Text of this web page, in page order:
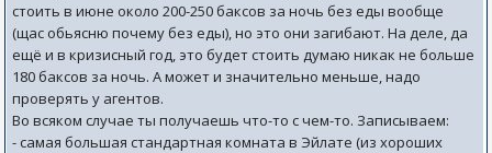
стоить в июне около 200-250 баксов за ночь без еды вообще
(щас обьясню почему без еды), но это они загибают. На деле, да
ещё и в кризисный год, это будет стоить думаю никак не больше
180 баксов за ночь. А может и значительно меньше, надо
проверять у агентов.
Во всяком случае ты получаешь что-то с чем-то. Записываем:
- самая большая стандартная комната в Эйлате (из хороших